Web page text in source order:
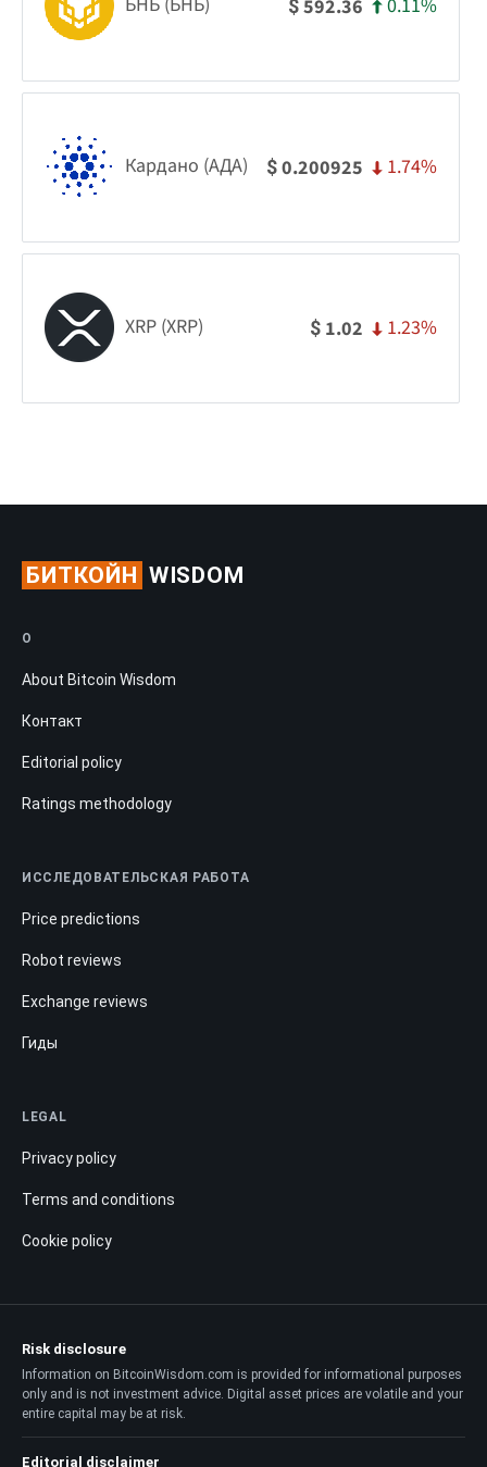
$592.36 0.11%
Кардано (АДА) $0.200925 1.74%
XRP (XRP) $ 1.02 1.23%
БИТКОЙН WISDOM
О
About Bitcoin Wisdom
Контакт
Editorial policy
Ratings methodology
ИССЛЕДОВАТЕЛЬСКАЯ РАБОТА
Price predictions
Robot reviews
Exchange reviews
Гиды
LEGAL
Privacy policy
Terms and conditions
Cookie policy
Risk disclosure
Information on BitcoinWisdom.com is provided for informational purposes
only and is not investment advice. Digital asset prices are volatile and your
entire capital may be at risk.
Editorial disclaimer